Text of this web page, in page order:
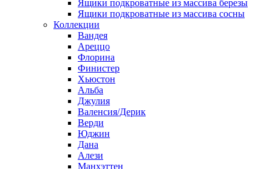
Ящики подкроватные из массива березы
Ящики подкроватные из массива сосны
Коллекции
Вандея
Ареццо
Флорина
Финистер
Хьюстон
Альба
Джулия
Валенсия/Дерик
Верди
Юджин
Дана
Алези
Манхэттен